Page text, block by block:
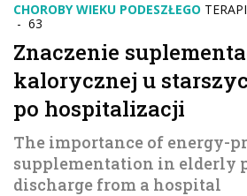
CHOROBY WIEKU PODESZŁEGO
- 63
Znaczenie
kalorycznej u
po hospitalizacji
The importance of energy-
supplementation in elderly
discharge from a hospital